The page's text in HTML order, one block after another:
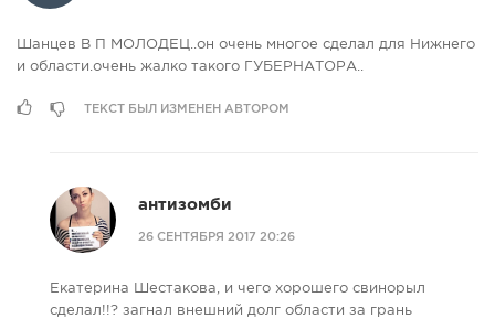
Шанцев В П МОЛОДЕЦ..он очень многое сделал для Нижнего
и области.очень жалко такого ГУБЕРНАТОРА..
ТЕКСТ БЫЛ ИЗМЕНЕН АВТОРОМ
антизомби
26 СЕНТЯБРЯ 2017 20:26
Екатерина Шестакова, и чего хорошего свинорыл
сделал!!? загнал внешний долг области за грань